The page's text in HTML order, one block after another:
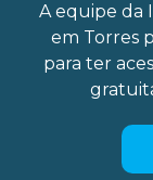
A equipe da
em Torres
para ter